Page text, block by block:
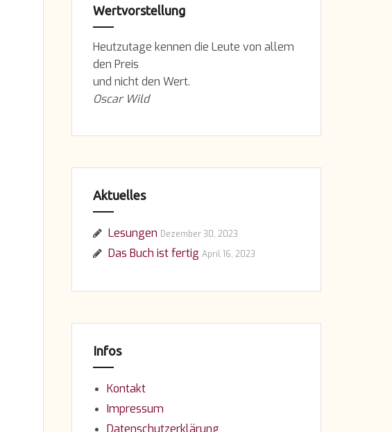
Wertvorstellung
Heutzutage kennen die Leute von allem
den Preis
und nicht den Wert.
Oscar Wild
Aktuelles
Lesungen Dezember 30, 2023
Das Buch ist fertig April 16, 2023
Infos
Kontakt
Impressum
Datenschutzerklärung